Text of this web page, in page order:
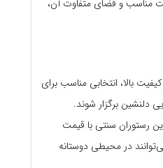
مناسب و فضای متفاوت آن،
بالا، انتخابی مناسب برای
برگزار شوند.
رستوران سنتی با قیمت
در محیطی دوستانه